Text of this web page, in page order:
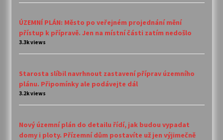
ÚZEMNÍ PLÁN: Město po veřejném projednání mění
přístup k přípravě. Jen na místní části zatím nedošlo
3.3k views
Starosta slíbil navrhnout zastavení příprav územního
plánu. Připomínky ale podávejte dál
3.2k views
Nový územní plán do detailu řídí, jak budou vypadat
domy i ploty. Přízemní dům postavíte už jen výjimečně